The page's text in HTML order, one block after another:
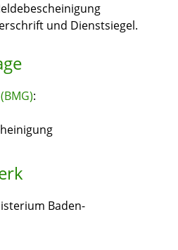
und Dienstsiegel.
:
Baden-